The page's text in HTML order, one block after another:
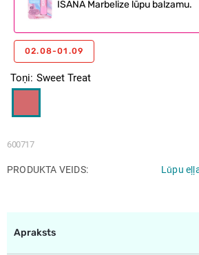
600717
Toņi Sweet Treat
ISANA Marbelize lūpu balzamu.
02.08-01.09
PRODUKTA VEIDS Lūpu
Apraksts